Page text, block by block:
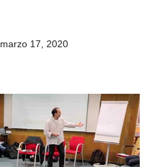
marzo 17, 2020